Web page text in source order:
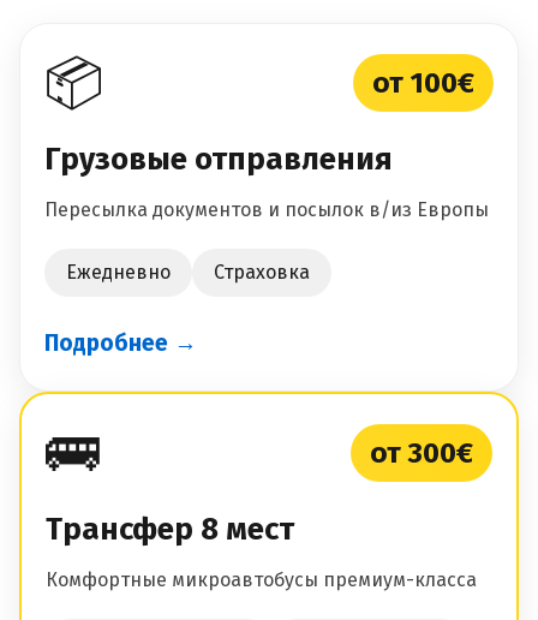
📦 от 100€
Грузовые отправления
Пересылка документов и посылок в/из Европы
Ежедневно Страховка
Подробнее →
🚌 от 300€
Трансфер 8 мест
Комфортные микроавтобусы премиум-класса